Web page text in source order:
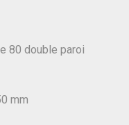
80 double paroi
mm